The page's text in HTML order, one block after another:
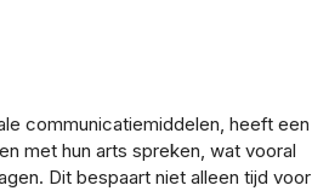
communicatiemiddelen, heeft een
met hun arts spreken, wat vooral
Dit bespaart niet alleen tijd voor